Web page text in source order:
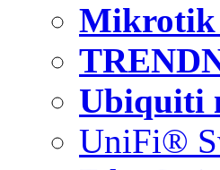
Mikrotik
Ubiquiti
UniFi®